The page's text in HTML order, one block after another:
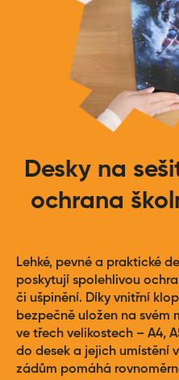
Desky na
ochrana
Lehké, pevné a praktické
poskytují spolehlivou
či ušpinění. Díky vnitřní
bezpečně uložen na svém
ve třech velikostech – A4,
do desek a jejich umístění
zádům pomáhá